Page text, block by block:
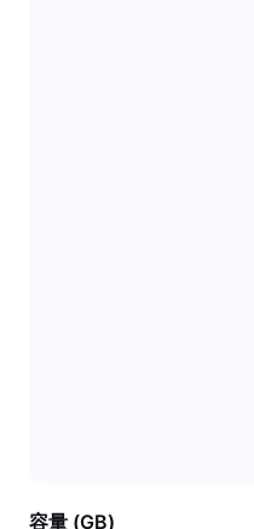
容量 (GB)